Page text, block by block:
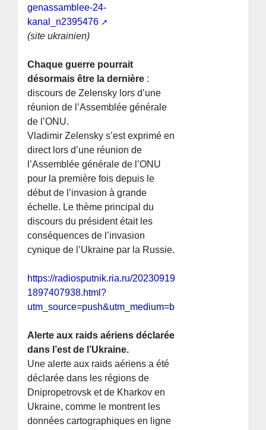
genassamblee-24-
kanal_n2395476
(site ukrainien)
Chaque guerre pourrait
désormais être la dernière :
discours de Zelensky lors d’une
réunion de l’Assemblée générale
de l’ONU.
Vladimir Zelensky s’est exprimé en
direct lors d’une réunion de
l’Assemblée générale de l’ONU
pour la première fois depuis le
début de l’invasion à grande
échelle. Le thème principal du
discours du président était les
conséquences de l’invasion
cynique de l’Ukraine par la Russie.
https://radiosputnik.ria.ru/20230919/trevoga-
1897407938.html?
Alerte aux raids aériens déclarée
dans l’est de l’Ukraine.
Une alerte aux raids aériens a été
déclarée dans les régions de
Dnipropetrovsk et de Kharkov en
Ukraine, comme le montrent les
données cartographiques en ligne